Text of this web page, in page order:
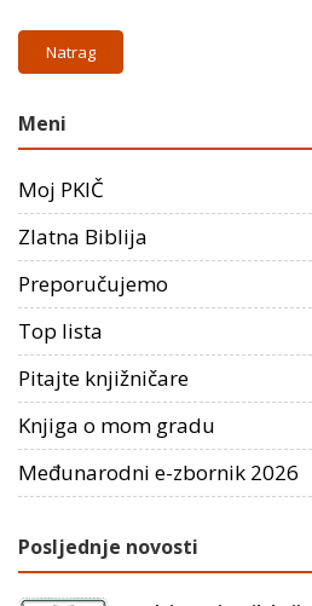
Natrag
Meni
Moj PKIČ
Zlatna Biblija
Preporučujemo
Top lista
Pitajte knjižničare
Knjiga o mom gradu
Međunarodni e-zbornik 2026
Posljednje novosti